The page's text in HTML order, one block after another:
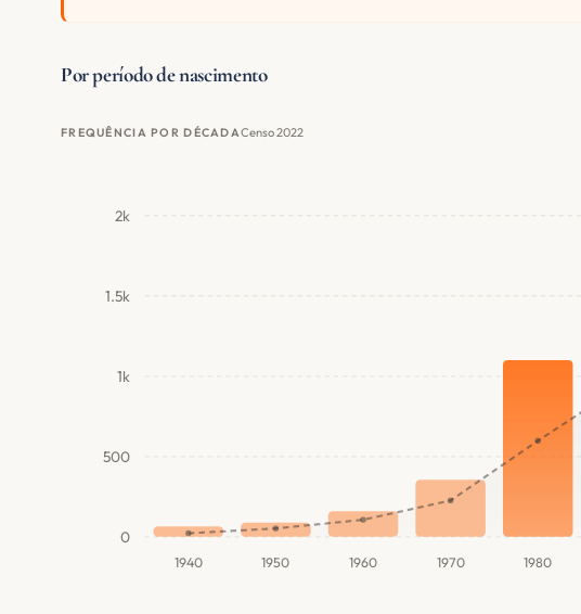
Por período de nascimento
FREQUÊNCIA POR DÉCADACenso 2022
0
500
1k
1.5k
2k
1940 1950 1960 1970 1980